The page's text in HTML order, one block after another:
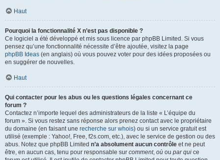
Haut
Pourquoi la fonctionnalité X n’est pas disponible ?
Ce logiciel a été développé et mis sous licence par phpBB Limited. Si vous
pensez qu’une fonctionnalité nécessite d’être ajoutée, visitez la page
phpBB Ideas (en anglais) où vous pouvez voter pour des idées proposées ou
en suggérer de nouvelles.
Haut
Qui contacter pour les abus ou les questions légales concernant ce
forum ?
Contactez n’importe lequel des administrateurs de la liste « L’équipe du
forum ». Si vous restez sans réponse alors prenez contact avec le propriétaire
du domaine (en faisant une recherche sur whois) ou si un service gratuit est
utilisé (exemple : Yahoo!, Free, f2s.com, etc.), avec le service de gestion ou des
abus. Notez que phpBB Limited n’a absolument aucun contrôle et ne peut
être, en aucun cas, tenu pour responsable sur comment, où ou par qui ce